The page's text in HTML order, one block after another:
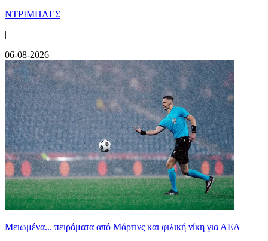
ΝΤΡΙΜΠΛΕΣ
|
06-08-2026
Μειωμένα... πειράματα από Μάρτινς και φιλική νίκη για ΑΕΛ